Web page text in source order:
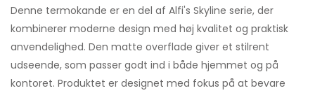
Denne termokande er en del af Alfi's Skyline serie, der
kombinerer moderne design med høj kvalitet og praktisk
anvendelighed. Den matte overflade giver et stilrent
udseende, som passer godt ind i både hjemmet og på
kontoret. Produktet er designet med fokus på at bevare